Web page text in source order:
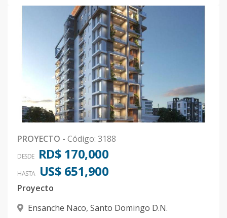
PROYECTO - Código: 3188
DESDE RD$ 170,000
HASTA US$ 651,900
Proyecto
Ensanche Naco, Santo Domingo D.N.